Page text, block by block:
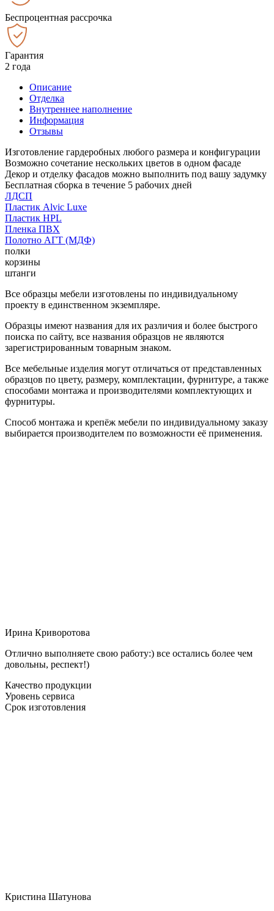
Беспроцентная рассрочка
Гарантия
2 года
Описание
Отделка
Внутреннее наполнение
Информация
Отзывы
Изготовление гардеробных любого размера и конфигурации
Возможно сочетание нескольких цветов в одном фасаде
Декор и отделку фасадов можно выполнить под вашу задумку
Бесплатная сборка в течение 5 рабочих дней
ЛДСП
Пластик Alvic Luxe
Пластик HPL
Пленка ПВХ
Полотно АГТ (МДФ)
полки
корзины
штанги
Все образцы мебели изготовлены по индивидуальному
проекту в единственном экземпляре.
Образцы имеют названия для их различия и более быстрого
поиска по сайту, все названия образцов не являются
зарегистрированным товарным знаком.
Все мебельные изделия могут отличаться от представленных
образцов по цвету, размеру, комплектации, фурнитуре, а также
способами монтажа и производителями комплектующих и
фурнитуры.
Способ монтажа и крепёж мебели по индивидуальному заказу
выбирается производителем по возможности её применения.
Ирина Криворотова
Отлично выполняете свою работу:) все остались более чем
довольны, респект!)
Качество продукции
Уровень сервиса
Срок изготовления
Кристина Шатунова